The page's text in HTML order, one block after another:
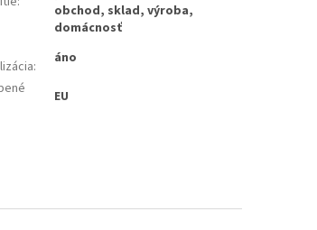
obchod, sklad, výroba,
domácnosť
:
áno
EU